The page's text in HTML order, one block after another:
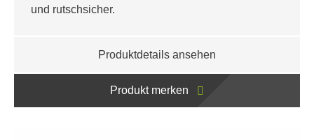
und rutschsicher.
Produktdetails ansehen
Produkt merken